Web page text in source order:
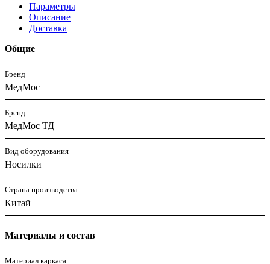
Параметры
Описание
Доставка
Общие
Бренд
МедМос
Бренд
МедМос ТД
Вид оборудования
Носилки
Страна производства
Китай
Материалы и состав
Материал каркаса